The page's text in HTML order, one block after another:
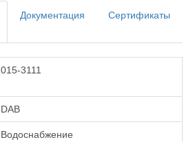
Документация Сертификаты
015-3111
DAB
Водоснабжение